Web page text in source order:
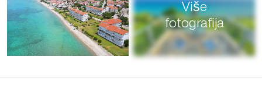
Više
fotografija